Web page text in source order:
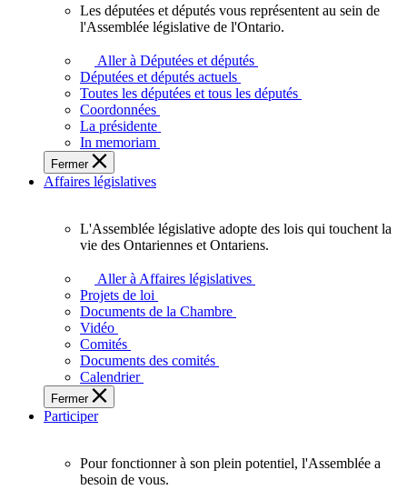
députés
vous
représentent
sein
de
l'Assemblée
législative
l'Ontario.
Les députées et députés vous représentent au sein de
l'Assemblée législative de l'Ontario.
Aller à Députées et députés
Députées et députés actuels
Toutes les députées et tous les députés
Coordonnées
La présidente
In memoriam
Fermer
Affaires législatives
L'Assemblée
adopte
touchent
des
Ontariennes
et
L'Assemblée législative adopte des lois qui touchent la
vie des Ontariennes et Ontariens.
Aller à Affaires législatives
Projets de loi
Documents de la Chambre
Vidéo
Comités
Documents des comités
Calendrier
Fermer
Participer
Pour fonctionner à son plein potentiel, l'Assemblée a
besoin de vous.